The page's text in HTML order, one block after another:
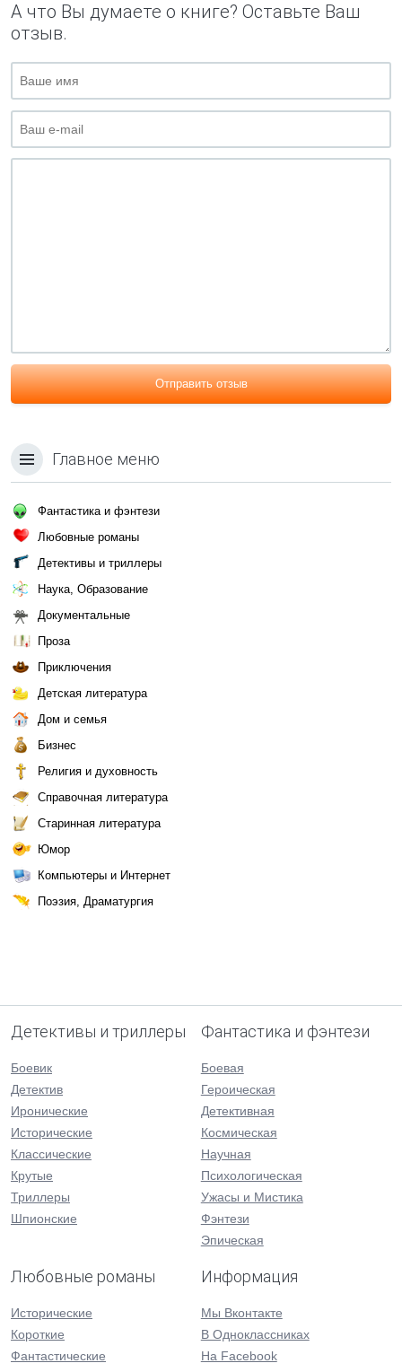
А что Вы думаете о книге? Оставьте Ваш
отзыв.
Отправить отзыв
Главное меню
Фантастика и фэнтези
Любовные романы
Детективы и триллеры
Наука, Образование
Документальные
Проза
Приключения
Детская литература
Дом и семья
Бизнес
Религия и духовность
Справочная литература
Старинная литература
Юмор
Компьютеры и Интернет
Поэзия, Драматургия
Детективы и триллеры
Боевик
Детектив
Иронические
Исторические
Классические
Крутые
Триллеры
Шпионские
Фантастика и фэнтези
Боевая
Героическая
Детективная
Космическая
Научная
Психологическая
Ужасы и Мистика
Фэнтези
Эпическая
Любовные романы
Исторические
Короткие
Фантастические
Информация
Мы Вконтакте
В Одноклассниках
На Facebook